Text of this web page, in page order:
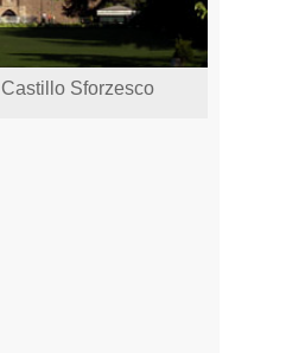
Sforzesco